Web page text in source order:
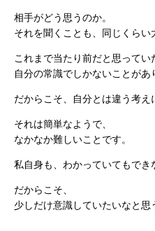
相手がどう思うのか。
それを聞くことも、同じくらい
これまで当たり前だと思ってい
自分の常識でしかないことがあ
だからこそ、自分とは違う考え
それは簡単なようで、
なかなか難しいことです。
私自身も、わかっていてもでき
だからこそ、
少しだけ意識していたいなと思